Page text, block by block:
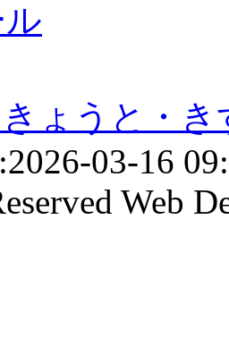
ょうと・き
03-16
Web